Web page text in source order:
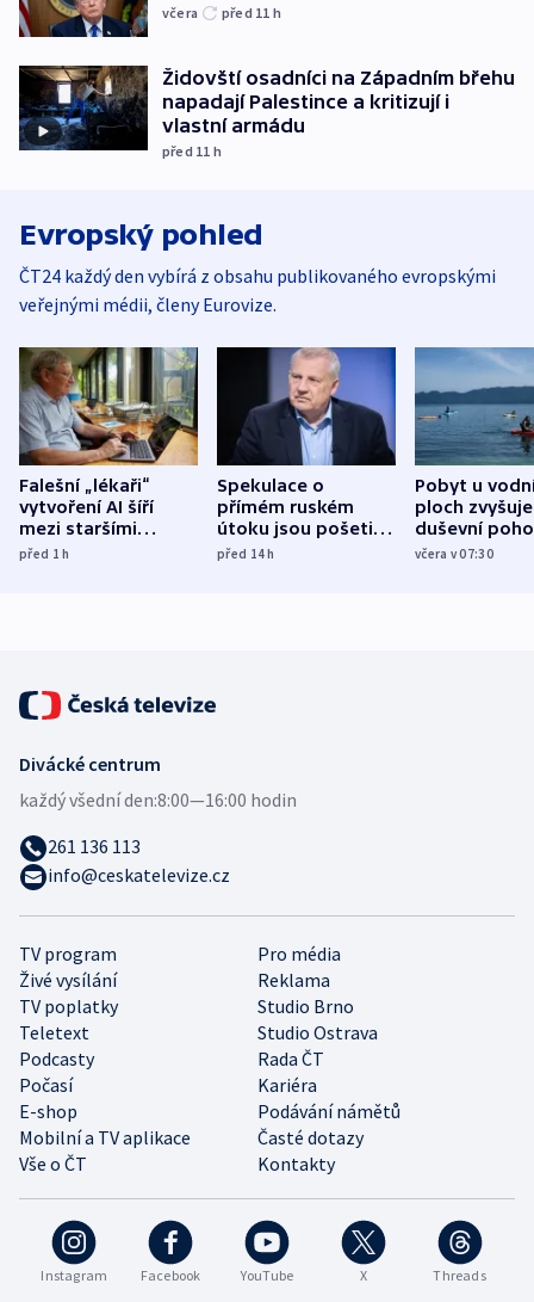
včera před 11 h
Židovští osadníci na Západním břehu
napadají Palestince a kritizují i
vlastní armádu
před 11 h
Evropský pohled
ČT24 každý den vybírá z obsahu publikovaného evropskými
veřejnými médii, členy Eurovize.
Falešní „lékaři“
vytvoření AI šíří
mezi staršími
Poláky nebezpečné
před 1h
Spekulace o
přímém ruském
útoku jsou pošetilé,
míní estonský
před 14h
Pobyt u
ploch zvyšuje
duševní
ukázala
včera v 07:30
Instagram Facebook YouTube X Threads
TV program
Pro média
Živé vysílání
Reklama
TV poplatky
Studio Brno
Teletext
Studio Ostrava
Podcasty
Rada ČT
Počasí
Kariéra
E-shop
Podávání námětů
Mobilní a TV aplikace
Časté dotazy
Vše o ČT
Kontakty
Divácké centrum
každý všední den:8:00—16:00 hodin
261 136 113
info@ceskatelevize.cz